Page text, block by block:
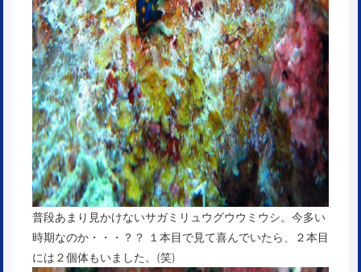
普段あまり見かけないサガミリュウグウウミウシ。今多い
時期なのか・・・？？ １本目で見て喜んでいたら、２本目
には２個体もいました。(笑)